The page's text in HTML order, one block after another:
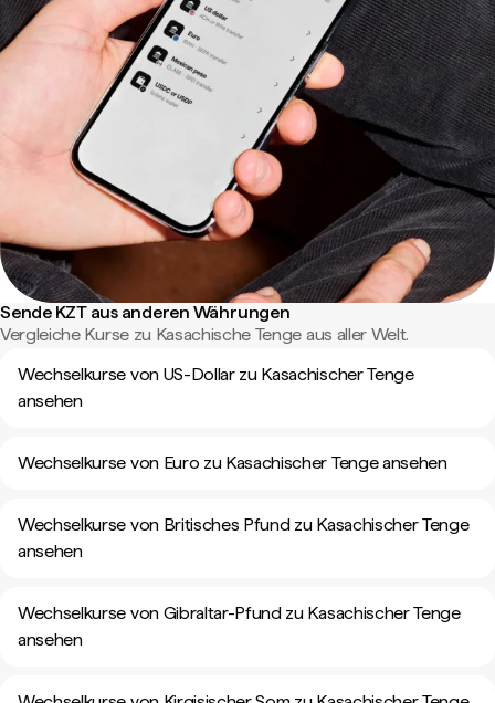
Sende KZT aus anderen Währungen
Vergleiche Kurse zu Kasachische Tenge aus aller Welt.
Wechselkurse von US-Dollar zu Kasachischer Tenge
ansehen
Wechselkurse von Euro zu Kasachischer Tenge ansehen
Wechselkurse von Britisches Pfund zu Kasachischer Tenge
ansehen
Wechselkurse von Gibraltar-Pfund zu Kasachischer Tenge
ansehen